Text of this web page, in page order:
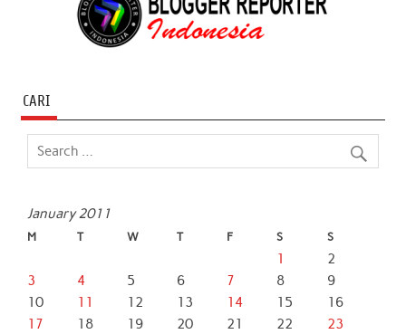
CARI
January 2011
M T W T F S S
1
2
3
4 5 6 7 8
9
10
11 12 13 14 15
16
17
18 19 20 21 22
23